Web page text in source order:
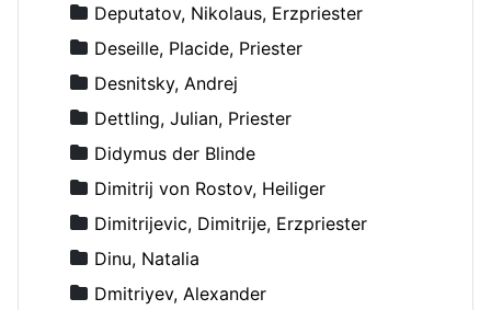
Deputatov, Nikolaus, Erzpriester
Deseille, Placide, Priester
Desnitsky, Andrej
Dettling, Julian, Priester
Didymus der Blinde
Dimitrij von Rostov, Heiliger
Dimitrijevic, Dimitrije, Erzpriester
Dinu, Natalia
Dmitriyev, Alexander